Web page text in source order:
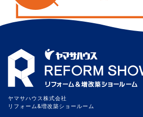
ヤマサハウス株式会社
リフォーム&増改築ショールーム